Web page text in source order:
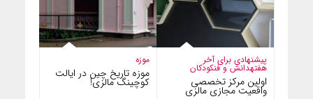
موزه
موزه تاریخ چین در ایالت
کوچینگ مالزی!
پیشنهادی برای آخر
هفتهدانش و فنکودکان
اولین مرکز تخصصی
واقعیت مجازی مالزی